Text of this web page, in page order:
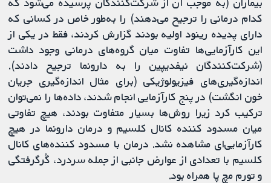
کدام درمانی را ترجیح می‌دهند) را به‌طور خاص در کسانی که
دارای پدیده رینود اولیه بودند گزارش کردند، فقط در یکی از
این کارآزمایی‌ها تفاوت میان گروه‌های درمانی وجود داشت
(شرکت‌کنندگان نیفدیپین را به دارونما ترجیح دادند).
اندازه‌گیری‌های فیزیولوژیکی (برای مثال اندازه‌گیری جریان
خون انگشت) در پنج کارآزمایی انجام شدند، داده‌ها را نمی‌توان
ترکیب کرد زیرا روش‌ها بسیار متفاوت بودند، هیچ تفاوتی
میان مسدود کننده کانال کلسیم و درمان دارونما در هیچ
کارآزمایی‌ای مشاهده نشد. درمان با مسدود کننده‌های کانال
کلسیم با تعدادی از عوارض جانبی از جمله سردرد، گُرگرفتگی
و تورم مچ پا همراه بود.